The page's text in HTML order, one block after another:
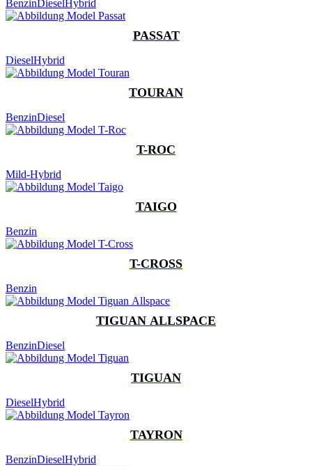
BenzinDieselHybrid
PASSAT
DieselHybrid
TOURAN
BenzinDiesel
T-ROC
Mild-Hybrid
TAIGO
Benzin
T-CROSS
Benzin
TIGUAN ALLSPACE
BenzinDiesel
TIGUAN
DieselHybrid
TAYRON
BenzinDieselHybrid